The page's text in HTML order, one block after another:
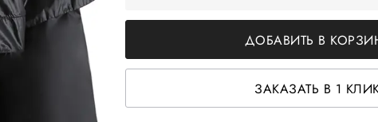
ДОБАВИТЬ В
ЗАКАЗАТЬ В 1